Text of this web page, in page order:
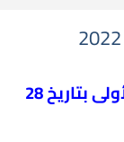
الجلسة السادسة عشر بعد المائة الأولى بتاريخ 28